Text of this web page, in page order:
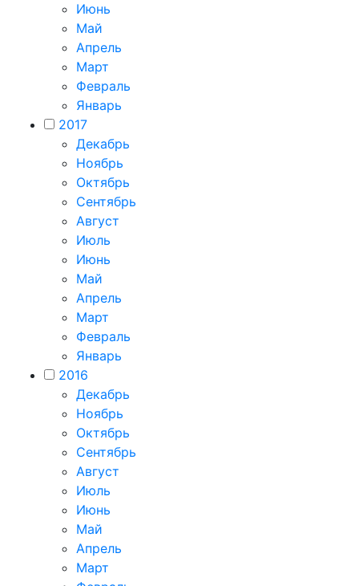
Июнь
Май
Апрель
Март
Февраль
Январь
2017
Декабрь
Ноябрь
Октябрь
Сентябрь
Август
Июль
Июнь
Май
Апрель
Март
Февраль
Январь
2016
Декабрь
Ноябрь
Октябрь
Сентябрь
Август
Июль
Июнь
Май
Апрель
Март